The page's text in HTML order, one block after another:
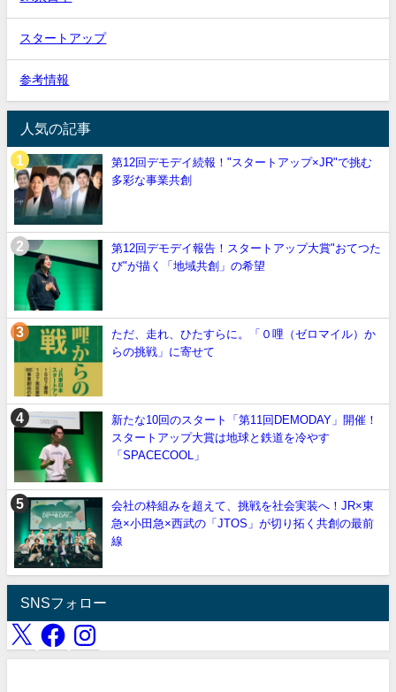
スタートアップ
参考情報
人気の記事
第12回デモデイ続報！"スタートアップ×JR"で挑む
多彩な事業共創
第12回デモデイ報告！スタートアップ大賞"おてつた
び"が描く「地域共創」の希望
ただ、走れ、ひたすらに。「０哩（ゼロマイル）か
らの挑戦」に寄せて
新たな10回のスタート「第11回DEMODAY」開催！
スタートアップ大賞は地球と鉄道を冷やす
「SPACECOOL」
会社の枠組みを超えて、挑戦を社会実装へ！JR×東
急×小田急×西武の「JTOS」が切り拓く共創の最前
線
SNSフォロー